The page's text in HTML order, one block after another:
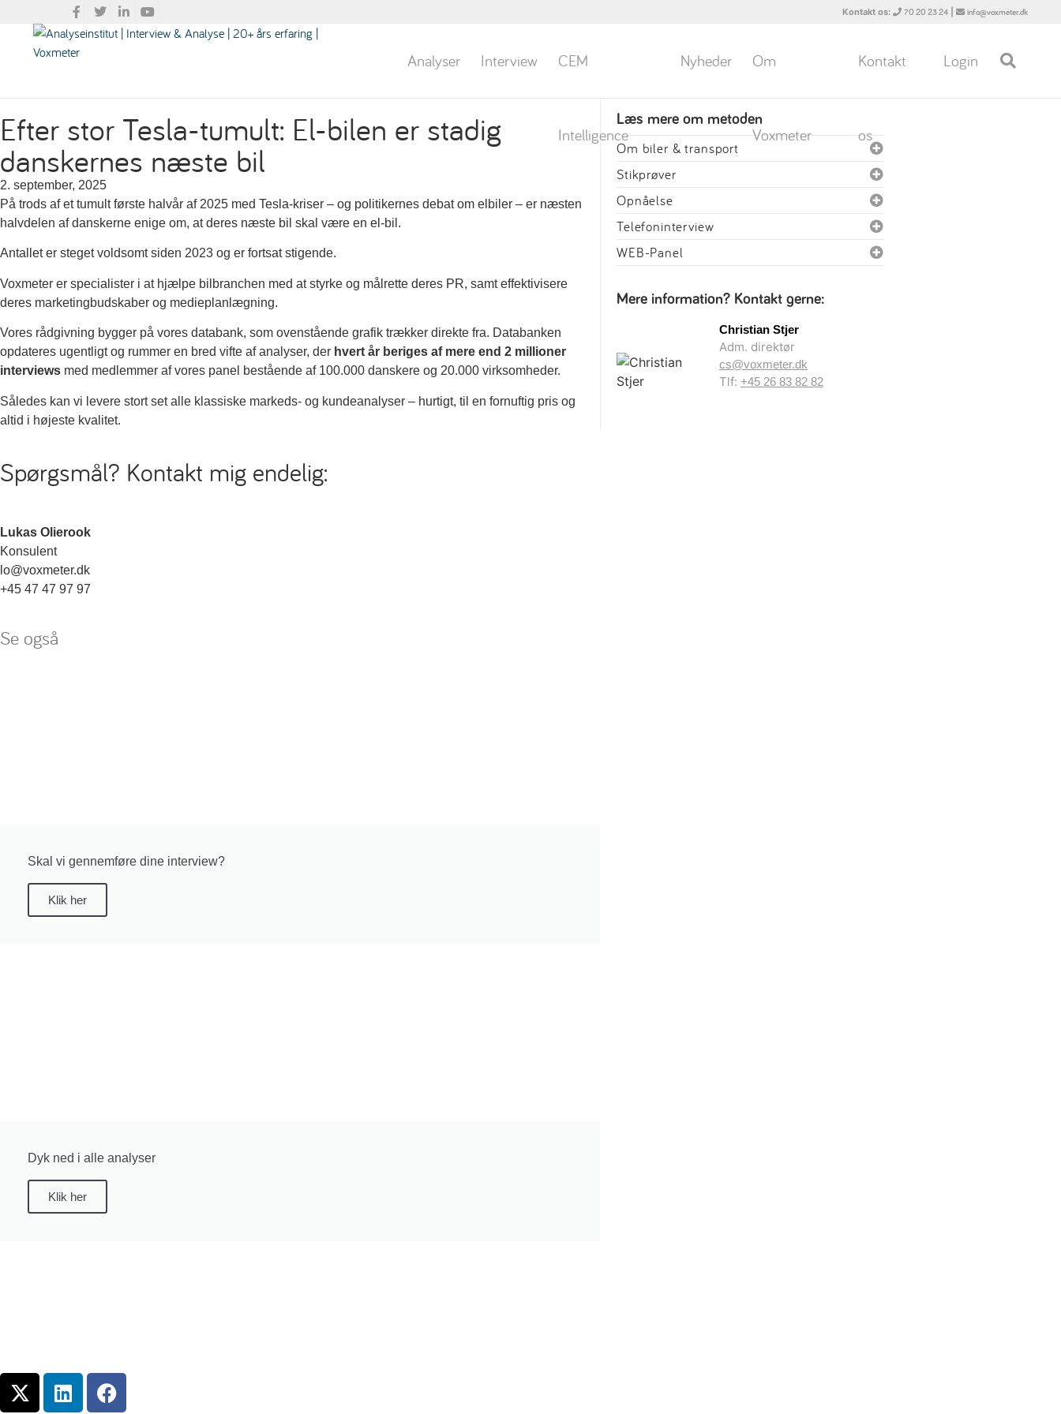
Kontakt os: 70 20 23 24 | info@voxmeter.dk
Analyser Interview CEM
Intelligence
Nyheder Om
Voxmeter
Kontakt
os
Login
Efter stor Tesla-tumult: El-bilen er stadig
danskernes næste bil
2. september, 2025
På trods af et tumult første halvår af 2025 med Tesla-kriser – og politikernes debat om elbiler – er næsten
halvdelen af danskerne enige om, at deres næste bil skal være en el-bil.
Antallet er steget voldsomt siden 2023 og er fortsat stigende.
Voxmeter er specialister i at hjælpe bilbranchen med at styrke og målrette deres PR, samt effektivisere
deres marketingbudskaber og medieplanlægning.
Vores rådgivning bygger på vores databank, som ovenstående grafik trækker direkte fra. Databanken
opdateres ugentligt og rummer en bred vifte af analyser, der hvert år beriges af mere end 2 millioner
interviews med medlemmer af vores panel bestående af 100.000 danskere og 20.000 virksomheder.
Således kan vi levere stort set alle klassiske markeds- og kundeanalyser – hurtigt, til en fornuftig pris og
altid i højeste kvalitet.
Spørgsmål? Kontakt mig endelig:
Lukas Olierook
Konsulent
lo@voxmeter.dk
+45 47 47 97 97
Se også
Skal vi gennemføre dine interview?
Klik her
Dyk ned i alle analyser
Klik her
Læs mere om metoden
Om biler & transport
Stikprøver
Opnåelse
Telefoninterview
WEB-Panel
Mere information? Kontakt gerne:
Christian Stjer
Adm. direktør
cs@voxmeter.dk
Tlf: +45 26 83 82 82